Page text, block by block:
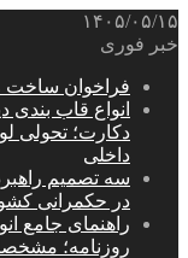
۱۴۰۵/۰۵/۱۵
خبر فوری
فراخوان ساخت
انواع قاب بندی
دکارت؛ تحولی
داخلی
سه تصمیم
در حکمرانی
راهنمای جامع
روزنامه؛